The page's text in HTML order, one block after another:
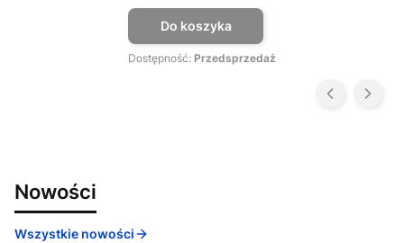
Do koszyka
Dostępność: Przedsprzedaż
Nowości
Wszystkie nowości